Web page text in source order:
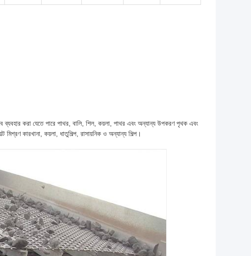
ব্যবহার করা যেতে পারে পাথর, বালি, শিল, কয়লা, পাথর এবং অন্যান্য উপকরণ পৃথক এবং
কারখানা, কয়লা, ধাতুশিল্প, রাসায়নিক ও অন্যান্য শিল্প।